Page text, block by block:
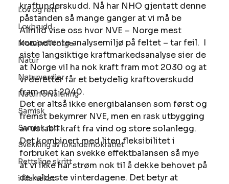
Lov og rett
Lovbrudd
Motvind Norge
Natur
Naturverdier
Naturforvaltning
Samisk
Samisk rett
Svekking av lokaldemokratiet
Rettslige skritt
i Klartekst
kraftunderskudd. Nå har NHO gjentatt denne
påstanden så mange ganger at vi må be
Almlid vise oss hvor NVE – Norge mest
kompetente analysemiljø på feltet – tar feil.  I
siste langsiktige kraftmarkedsanalyse sier de
at Norge vil ha nok kraft fram mot 2030 og at
vi deretter får et betydelig kraftoverskudd
fram mot 2040.
Det er altså ikke energibalansen som først og
fremst bekymrer NVE, men en rask utbygging
av ustabil kraft fra vind og store solanlegg.
Det kombinert med liten fleksibilitet i
forbruket kan svekke effektbalansen så mye
at vi ikke har strøm nok til å dekke behovet på
de kaldeste vinterdagene. Det betyr at